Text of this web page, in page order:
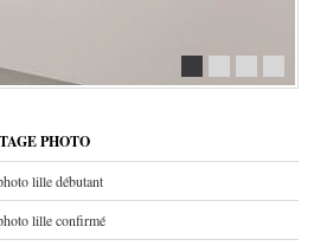
PHOTO
lille débutant
lille confirmé